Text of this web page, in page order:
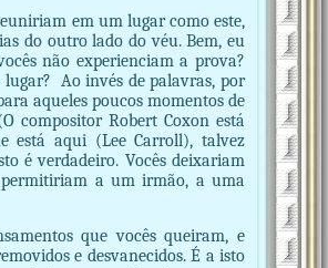
em um lugar como este,
do outro lado do véu. Bem, eu
não experienciam a prova?
lugar? Ao invés de palavras, por
aqueles poucos momentos de
compositor Robert Coxon está
está aqui (Lee Carroll), talvez
é verdadeiro. Vocês deixariam
permitiriam a um irmão, a uma
que vocês queiram, e
e desvanecidos. É a isto